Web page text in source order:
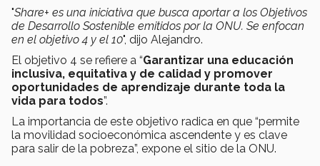
"Share+ es una iniciativa que busca aportar a los Objetivos
de Desarrollo Sostenible emitidos por la ONU. Se enfocan
en el objetivo 4 y el 10", dijo Alejandro.
El objetivo 4 se refiere a “Garantizar una educación
inclusiva, equitativa y de calidad y promover
oportunidades de aprendizaje durante toda la
vida para todos”.
La importancia de este objetivo radica en que “permite
la movilidad socioeconómica ascendente y es clave
para salir de la pobreza”, expone el sitio de la ONU.